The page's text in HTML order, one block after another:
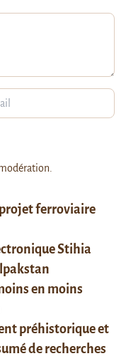
ferroviaire
Stihia
en moins
préhistorique et
de recherches